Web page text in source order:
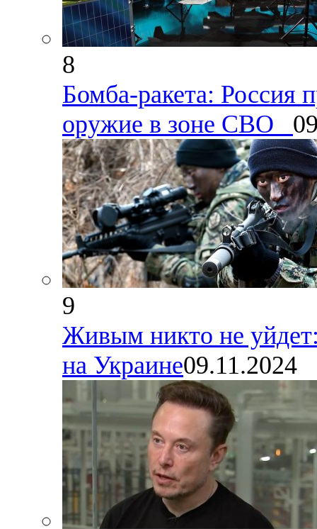
8
Бомба-ракета: Россия
оружие в зоне СВО
9
Живым никто не
на Украине09.11.2024